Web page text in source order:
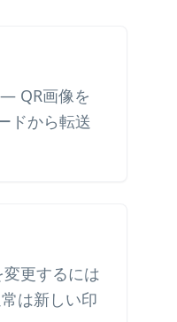
QR画像を
ドから転送
更するには
は新しい印